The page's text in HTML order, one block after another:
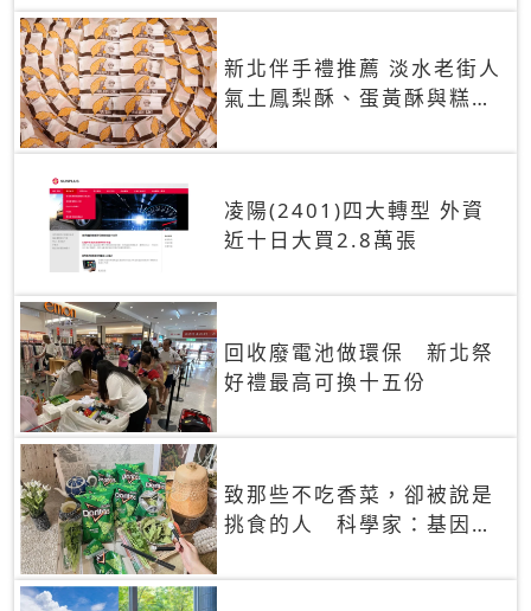
30年
新北伴手禮推薦 淡水老街人
氣土鳳梨酥、蛋黃酥與糕餅
凌陽(2401)四大轉型 外資
近十日大買2.8萬張
回收廢電池做環保 新北祭
好禮最高可換十五份
致那些不吃香菜，卻被說是
挑食的人 科學家：基因決